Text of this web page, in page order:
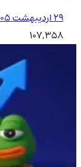
۲۹ اردیبهشت ۱۴۰۵
107,358